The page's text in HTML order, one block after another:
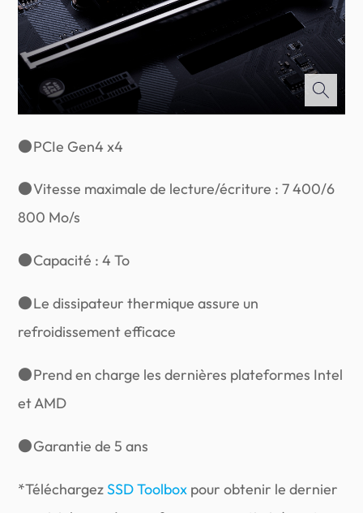
●PCIe Gen4 x4
●Vitesse maximale de lecture/écriture : 7 400/6
800 Mo/s
●Capacité : 4 To
●Le dissipateur thermique assure un
refroidissement efficace
●Prend en charge les dernières plateformes Intel
et AMD
●Garantie de 5 ans
*TéléchargezSSD Toolbox pour obtenir le dernier